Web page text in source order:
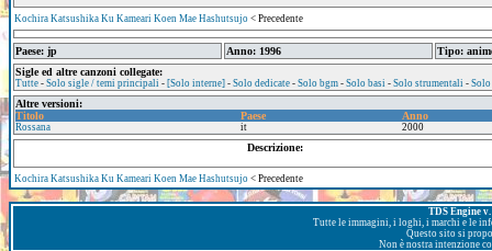
Kochira Katsushika Ku Kameari Koen Mae Hashutsujo < Precedente
Paese: jp Anno: 1996
Tipo:
Sigle ed altre canzoni collegate:
Tutte - Solo sigle / temi principali - [Solo interne] - Solo dedicate - Solo bgm - Solo basi - Solo strumentali - Solo
Altre versioni:
Titolo
Paese Anno
Rossana it 2000
Descrizione:
Kochira Katsushika Ku Kameari Koen Mae Hashutsujo < Precedente
TDS Engine
Tutte le immagini, i loghi, i marchi e le
Questo sito si
Non è nostra intenzione